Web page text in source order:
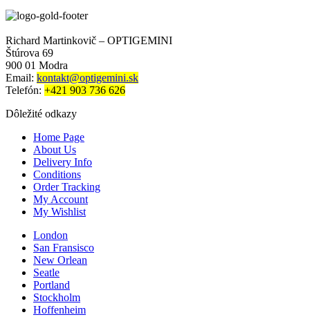
Richard Martinkovič – OPTIGEMINI
Štúrova 69
900 01 Modra
Email: kontakt@optigemini.sk
Telefón: +421 903 736 626
Dôležité odkazy
Home Page
About Us
Delivery Info
Conditions
Order Tracking
My Account
My Wishlist
London
San Fransisco
New Orlean
Seatle
Portland
Stockholm
Hoffenheim